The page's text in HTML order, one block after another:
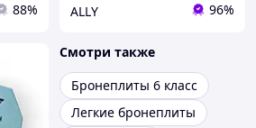
88% ALLY 96%
Смотри также
Бронеплиты 6 класс
Легкие бронеплиты